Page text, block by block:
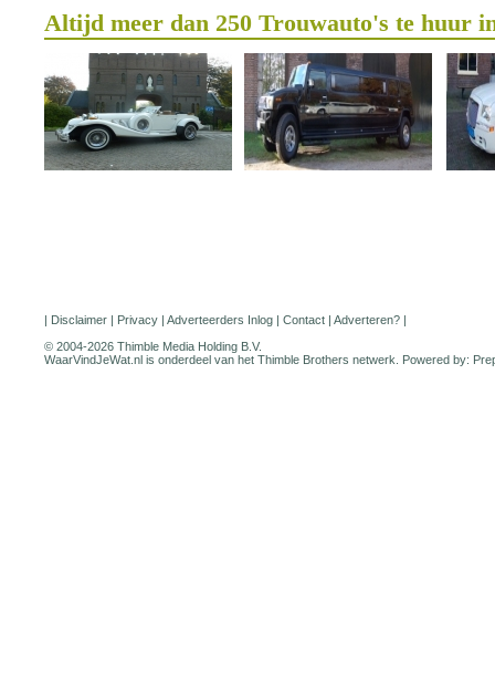
Altijd meer dan 250 Trouwauto's te huur
| Disclaimer | Privacy | Adverteerders Inlog | Contact | Adverteren? |
© 2004-2026 Thimble Media Holding B.V.
WaarVindJeWat.nl is onderdeel van het Thimble Brothers netwerk. Powered by: